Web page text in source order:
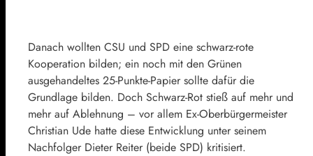
Danach wollten CSU und SPD eine schwarz-rote
Kooperation bilden; ein noch mit den Grünen
ausgehandeltes 25-Punkte-Papier sollte dafür die
Grundlage bilden. Doch Schwarz-Rot stieß auf mehr und
mehr auf Ablehnung – vor allem Ex-Oberbürgermeister
Christian Ude hatte diese Entwicklung unter seinem
Nachfolger Dieter Reiter (beide SPD) kritisiert.